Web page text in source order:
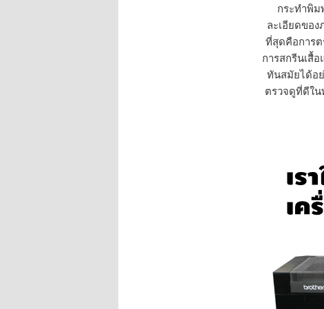
กระทำพิม
ละเอียดของ
ที่สุดคือการต
การสกรีนเสื้
ทันสมัยได้อ
ตรวจดูที่ดีใ